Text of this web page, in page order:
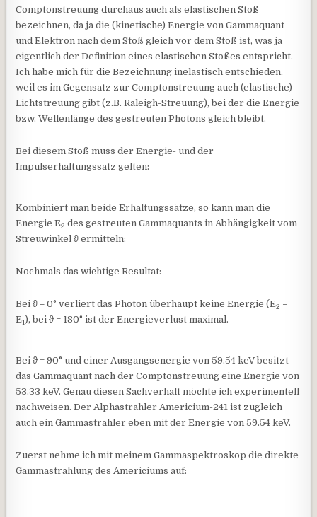
Comptonstreuung durchaus auch als elastischen Stoß
bezeichnen, da ja die (kinetische) Energie von Gammaquant
und Elektron nach dem Stoß gleich vor dem Stoß ist, was ja
eigentlich der Definition eines elastischen Stoßes entspricht.
Ich habe mich für die Bezeichnung inelastisch entschieden,
weil es im Gegensatz zur Comptonstreuung auch (elastische)
Lichtstreuung gibt (z.B. Raleigh-Streuung), bei der die Energie
bzw. Wellenlänge des gestreuten Photons gleich bleibt.
Bei diesem Stoß muss der Energie- und der
Impulserhaltungssatz gelten:
Kombiniert man beide Erhaltungssätze, so kann man die
Energie E2 des gestreuten Gammaquants in Abhängigkeit vom
Streuwinkelϑ ermitteln:
Nochmals das wichtige Resultat:
Beiϑ = 0° verliert das Photon überhaupt keine Energie (E2 =
E1), beiϑ = 180° ist der Energieverlust maximal.
Beiϑ = 90° und einer Ausgangsenergie von 59.54 keV besitzt
das Gammaquant nach der Comptonstreuung eine Energie von
53.33 keV. Genau diesen Sachverhalt möchte ich experimentell
nachweisen. Der Alphastrahler Americium-241 ist zugleich
auch ein Gammastrahler eben mit der Energie von 59.54 keV.
Zuerst nehme ich mit meinem Gammaspektroskop die direkte
Gammastrahlung des Americiums auf: